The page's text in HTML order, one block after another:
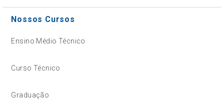
Nossos Cursos
Ensino Médio Técnico
Curso Técnico
Graduação